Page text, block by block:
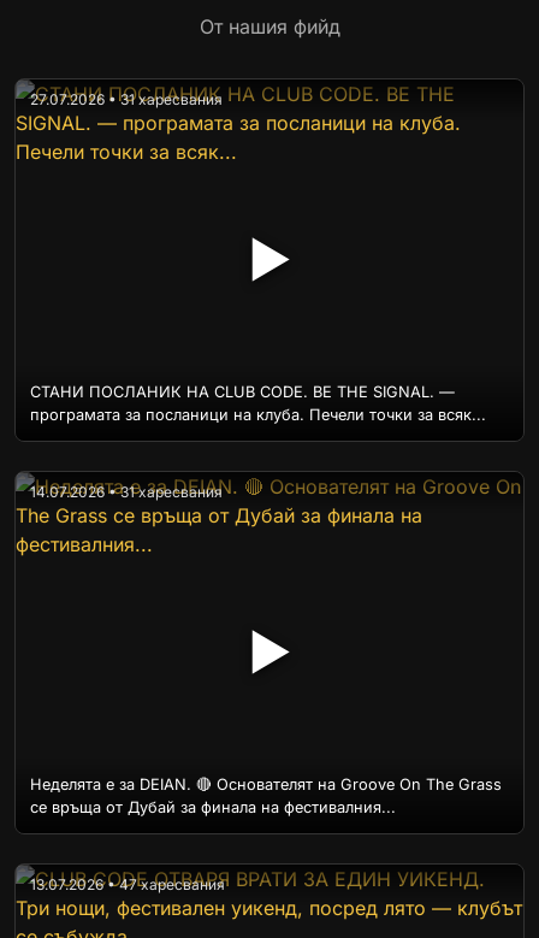
От нашия фийд
▶
27.07.2026 • 31 харесвания
СТАНИ ПОСЛАНИК НА CLUB CODE. BE THE SIGNAL. —
програмата за посланици на клуба. Печели точки за всяк...
▶
14.07.2026 • 31 харесвания
Неделята е за DEIAN. 🔴 Основателят на Groove On The Grass
се връща от Дубай за финала на фестивалния...
13.07.2026 • 47 харесвания